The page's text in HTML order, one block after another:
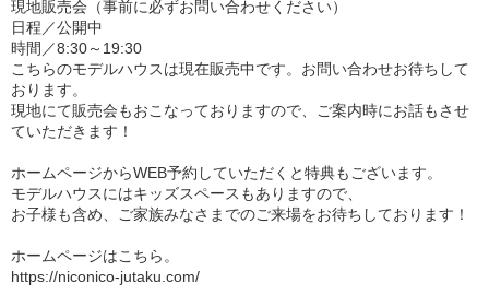
現地販売会（事前に必ずお問い合わせください）
日程／公開中
時間／8:30～19:30
こちらのモデルハウスは現在販売中です。お問い合わせお待ちして
おります。
現地にて販売会もおこなっておりますので、ご案内時にお話もさせ
ていただきます！
ホームページからWEB予約していただくと特典もございます。
モデルハウスにはキッズスペースもありますので、
お子様も含め、ご家族みなさまでのご来場をお待ちしております！
ホームページはこちら。
https://niconico-jutaku.com/